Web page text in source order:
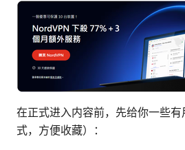
在正式进入内容前，先给你一些
式，方便收藏）：